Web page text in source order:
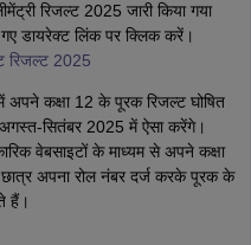
रिजल्ट 2025 जारी किया गया
डायरेक्ट लिंक पर क्लिक करें।
रिजल्ट 2025
अपने कक्षा 12 के पूरक रिजल्ट घोषित
सितंबर 2025 में ऐसा करेंगे।
वेबसाइटों के माध्यम से अपने कक्षा
अपना रोल नंबर दर्ज करके पूरक के
हैं।